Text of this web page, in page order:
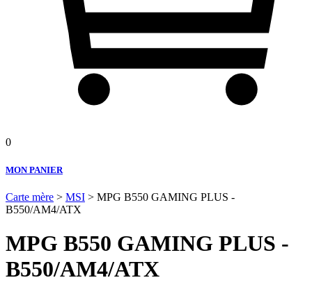
0
MON PANIER
Carte mère > MSI > MPG B550 GAMING PLUS -
B550/AM4/ATX
MPG B550 GAMING PLUS -
B550/AM4/ATX